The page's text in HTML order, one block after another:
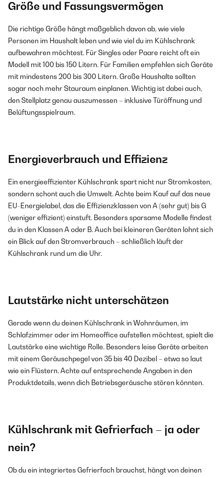
Größe und Fassungsvermögen
Die richtige Größe hängt maßgeblich davon ab, wie viele
Personen im Haushalt leben und wie viel du im Kühlschrank
aufbewahren möchtest. Für Singles oder Paare reicht oft ein
Modell mit 100 bis 150 Litern. Für Familien empfehlen sich Geräte
mit mindestens 200 bis 300 Litern. Große Haushalte sollten
sogar noch mehr Stauraum einplanen. Wichtig ist dabei auch,
den Stellplatz genau auszumessen – inklusive Türöffnung und
Belüftungsspielraum.
Energieverbrauch und Effizienz
Ein energieeffizienter Kühlschrank spart nicht nur Stromkosten,
sondern schont auch die Umwelt. Achte beim Kauf auf das neue
EU-Energielabel, das die Effizienzklassen von A (sehr gut) bis G
(weniger effizient) einstuft. Besonders sparsame Modelle findest
du in den Klassen A oder B. Auch bei kleineren Geräten lohnt sich
ein Blick auf den Stromverbrauch – schließlich läuft der
Kühlschrank rund um die Uhr.
Lautstärke nicht unterschätzen
Gerade wenn du deinen Kühlschrank in Wohnräumen, im
Schlafzimmer oder im Homeoffice aufstellen möchtest, spielt die
Lautstärke eine wichtige Rolle. Besonders leise Geräte arbeiten
mit einem Geräuschpegel von 35 bis 40 Dezibel – etwa so laut
wie ein Flüstern. Achte auf entsprechende Angaben in den
Produktdetails, wenn dich Betriebsgeräusche stören könnten.
Kühlschrank mit Gefrierfach – ja oder
nein?
Ob du ein integriertes Gefrierfach brauchst, hängt von deinen